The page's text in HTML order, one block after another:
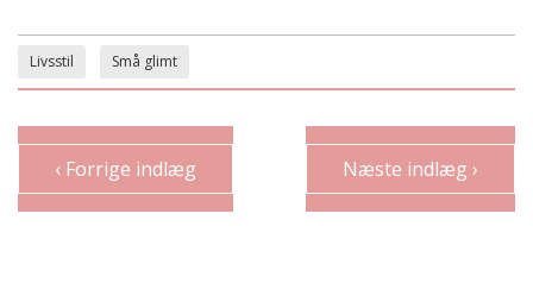
Livsstil Små glimt
‹ Forrige indlæg Næste indlæg ›